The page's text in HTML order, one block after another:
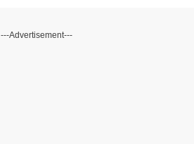
---Advertisement---